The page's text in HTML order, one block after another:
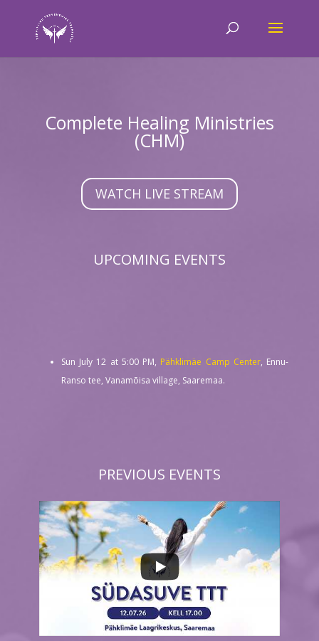
Complete Healing Ministries
(CHM)
WATCH LIVE STREAM
UPCOMING EVENTS
Sun July 12 at 5:00 PM, Pähklimäe Camp Center, Ennu-
Ranso tee, Vanamõisa village, Saaremaa.
PREVIOUS EVENTS